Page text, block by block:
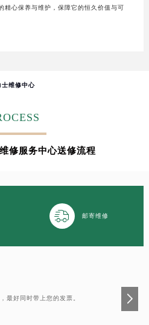
精心保养与维护，保障它的恒久价值与可
维修中心
修服务中心送修流程
 邮寄维修
最好同时带上您的发票。